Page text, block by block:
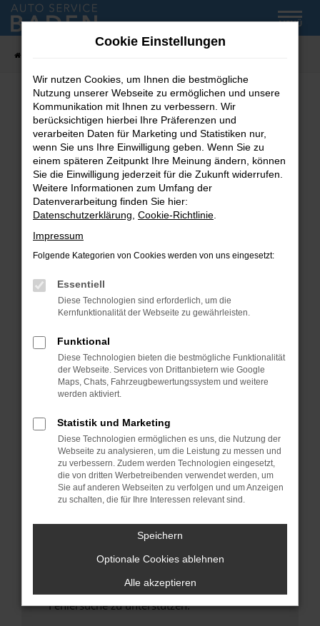
Zum
Hauptinhalt
MENÜ
Fehler: Network Error
Beim Laden ist ein Fehler aufgetreten.
Hier sind ein paar Tipps, die dir helfen können:
Überprüfe deine Firewall und deine
Internetverbindung.
Laden andere Webseiten, zum Beispiel deine
Suchmaschine?
Prüfe deine Browsererweiterungen.
können das Laden bestimmter Seiten
verhindern. Funktioniert die Seite in einem
Fenster?
Starte dein Gerät neu.
Das kann manchmal helfen, vorübergehende
Probleme zu beheben.
Betriebssystem auf dem neuesten Stand
sind.
Veraltete Software birgt nicht nur ein
Sicherheitsrisiko, sondern kann auch dazu
führen, dass bestimmte Funktionen nicht mehr
unterstützt werden.
Wende dich an den Webseitenbetreiber.
Wenn du alle oben genannten Schritte versucht
hast, kontaktiere uns bitte. Wir werden
uns diesen Text schicken, um uns bei der
Fehlersuche zu unterstützen:
Cookie Einstellungen
Wir nutzen Cookies, um Ihnen die bestmögliche
Nutzung unserer Webseite zu ermöglichen und unsere
Kommunikation mit Ihnen zu verbessern. Wir
berücksichtigen hierbei Ihre Präferenzen und
verarbeiten Daten für Marketing und Statistiken nur,
wenn Sie uns Ihre Einwilligung geben. Wenn Sie zu
einem späteren Zeitpunkt Ihre Meinung ändern, können
Sie die Einwilligung jederzeit für die Zukunft widerrufen.
Weitere Informationen zum Umfang der
Datenverarbeitung finden Sie hier:
Datenschutzerklärung Cookie-Richtlinie
Impressum
Folgende Kategorien von Cookies werden von uns eingesetzt:
Essentiell
Diese Technologien sind erforderlich, um die
Kernfunktionalität der Webseite zu gewährleisten.
Funktional
Diese Technologien bieten die bestmögliche Funktionalität
der Webseite. Services von Drittanbietern wie Google
Maps, Chats, Fahrzeugbewertungssystem und weitere
werden aktiviert.
Statistik und Marketing
Diese Technologien ermöglichen es uns, die Nutzung der
Webseite zu analysieren, um die Leistung zu messen und
zu verbessern. Zudem werden Technologien eingesetzt,
die von dritten Werbetreibenden verwendet werden, um
Sie auf anderen Webseiten zu verfolgen und um Anzeigen
zu schalten, die für Ihre Interessen relevant sind.
Speichern
Optionale Cookies ablehnen
Alle akzeptieren